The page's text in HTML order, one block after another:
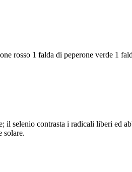
rosso 1 falda di peperone verde 1
selenio contrasta i radicali liberi ed
solare.